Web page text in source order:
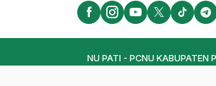
NU PATI - PCNU KABUPATEN